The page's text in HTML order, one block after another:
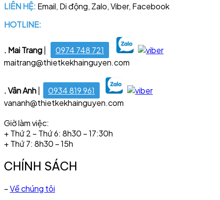
LIÊN HỆ: Email, Di động, Zalo, Viber, Facebook
HOTLINE:
. Mai Trang|
0974 748 721
maitrang@thietkekhainguyen.com
. Vân Anh
0934 819 961
vananh@thietkekhainguyen.com
Giờ làm việc:
+ Thứ 2 – Thứ 6: 8h30 – 17:30h
+ Thứ 7: 8h30 – 15h
CHÍNH SÁCH
–Về chúng tôi